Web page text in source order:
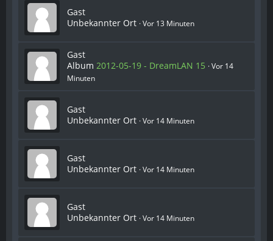
Gast
Unbekannter Ort Vor 13 Minuten
Gast
Album 2012-05-19 - DreamLAN 15
Vor 14
Minuten
Gast
Unbekannter Ort Vor 14 Minuten
Gast
Unbekannter Ort Vor 14 Minuten
Gast
Unbekannter Ort Vor 14 Minuten